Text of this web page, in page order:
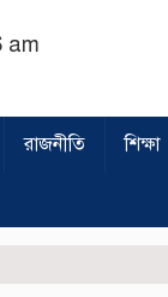
am
রাজনীতি শিক্ষা